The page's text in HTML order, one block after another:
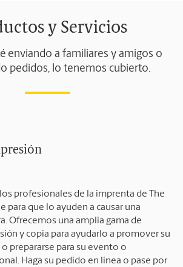
y Servicios
enviando a familiares y amigos o
pedidos, lo tenemos cubierto.
profesionales de la imprenta de The
para que lo ayuden a causar una
Ofrecemos una amplia gama de
y copia para ayudarlo a promover su
prepararse para su evento o
Haga su pedido en línea o pase por